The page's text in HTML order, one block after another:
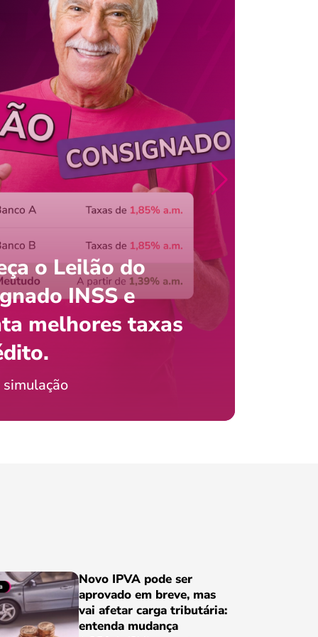
saldo do FGTS pelo
com o celular?
Jordão
o Leilão do
INSS e
melhores taxas
simulação
Novo IPVA pode ser
aprovado em breve, mas
vai afetar carga tributária:
entenda mudança